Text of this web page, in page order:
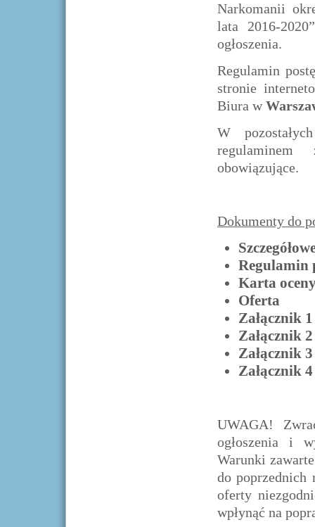
Narkomanii
lata 2016-
ogłoszenia.
Regulamin
stronie
Biura w
W
regulaminem
obowiązujące.
Dokumenty do
Regulamin
Karta
Oferta
Załącznik
Załącznik
Załącznik
Załącznik
UWAGA!
ogłoszenia i
Warunki
do poprzednich
oferty
wpłynąć na